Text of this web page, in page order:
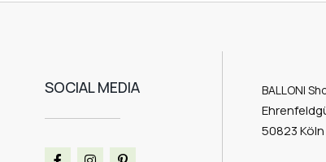
SOCIAL MEDIA BALLONI
50823 Köln